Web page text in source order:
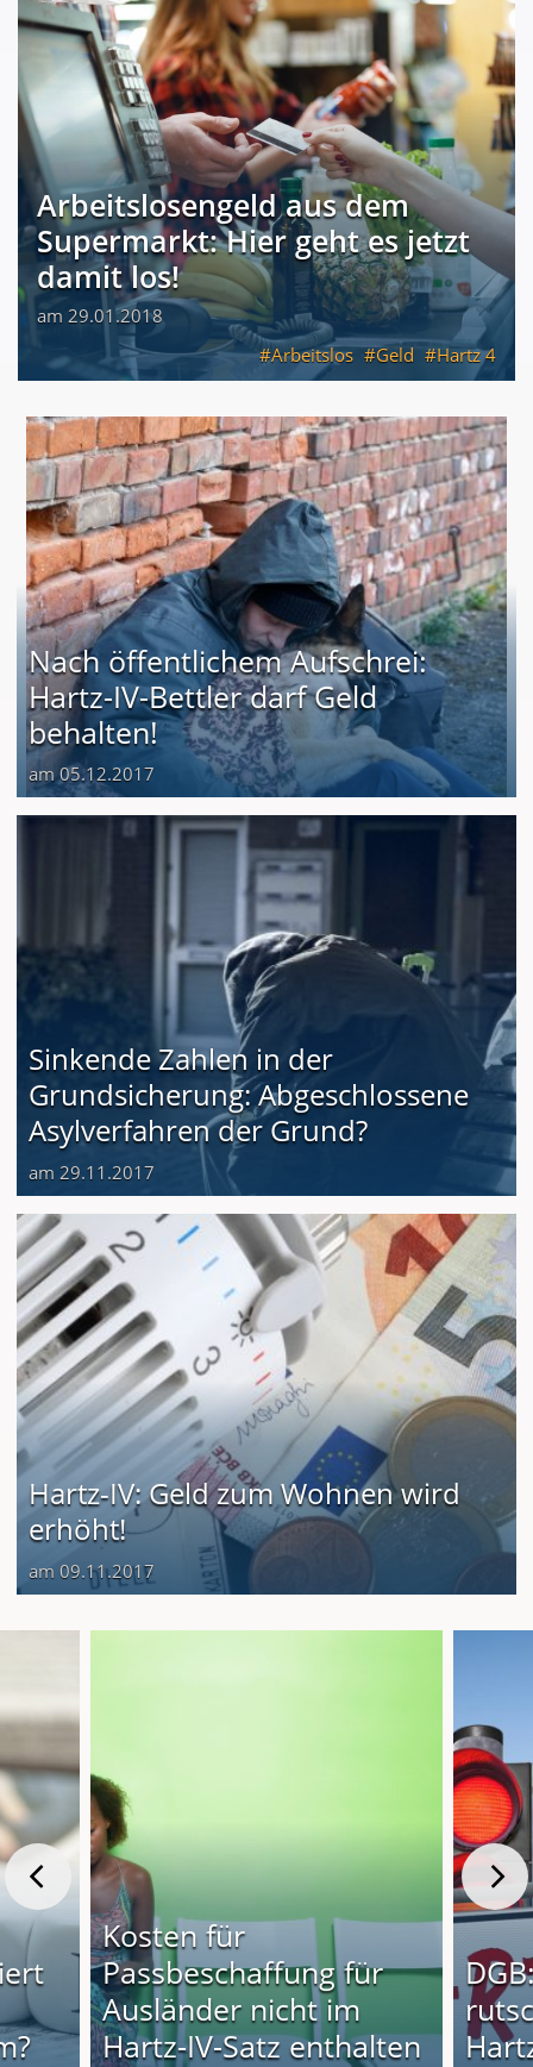
Arbeitslosengeld aus dem
Supermarkt: Hier geht es jetzt
damit los!
am 29.01.2018
Arbeitslos
Geld Hartz 4
Nach öffentlichem Aufschrei:
Hartz-IV-Bettler darf Geld
behalten!
am 05.12.2017
Sinkende Zahlen in der
Grundsicherung: Abgeschlossene
Asylverfahren der Grund?
am 29.11.2017
Hartz-IV: Geld zum Wohnen wird
erhöht!
am 09.11.2017
Kosten für
Passbeschaffung für
Ausländer nicht im
Hartz-IV-Satz enthalten